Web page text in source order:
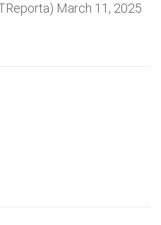
March 11, 2025